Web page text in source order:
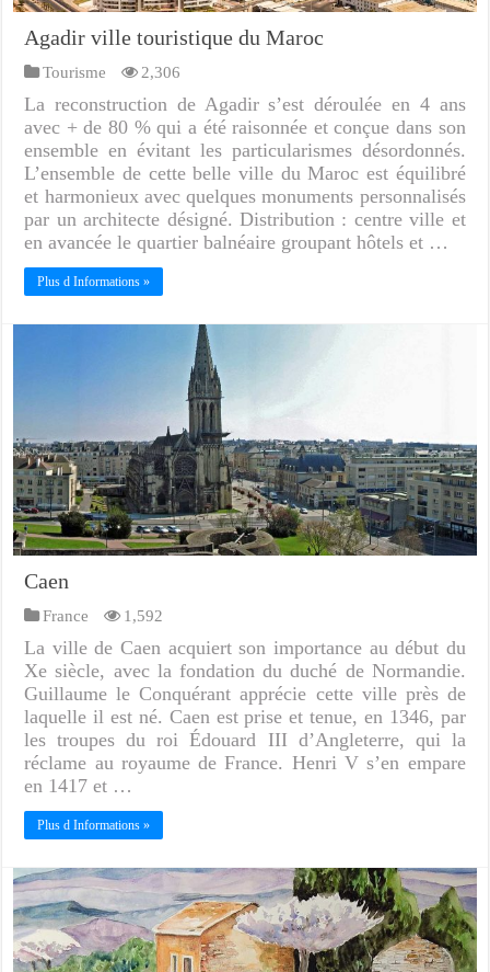
Agadir ville touristique du Maroc
Tourisme 2,306
La reconstruction de Agadir s’est déroulée en 4 ans
avec + de 80 % qui a été raisonnée et conçue dans son
ensemble en évitant les particularismes désordonnés.
L’ensemble de cette belle ville du Maroc est équilibré
et harmonieux avec quelques monuments personnalisés
par un architecte désigné. Distribution : centre ville et
en avancée le quartier balnéaire groupant hôtels et …
Plus d Informations »
Caen
France 1,592
La ville de Caen acquiert son importance au début du
Xe siècle, avec la fondation du duché de Normandie.
Guillaume le Conquérant apprécie cette ville près de
laquelle il est né. Caen est prise et tenue, en 1346, par
les troupes du roi Édouard III d’Angleterre, qui la
réclame au royaume de France. Henri V s’en empare
en 1417 et …
Plus d Informations »